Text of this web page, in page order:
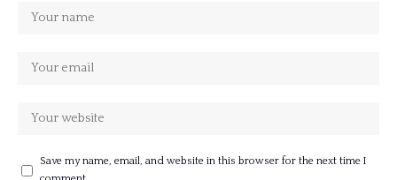
Save my name, email, and website in this browser for the next time I